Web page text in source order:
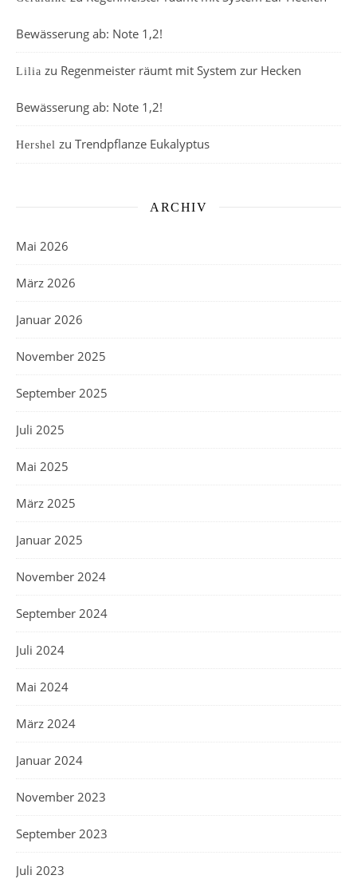
Bewässerung ab: Note 1,2!
Lilia zu Regenmeister räumt mit System zur Hecken
Bewässerung ab: Note 1,2!
Hershel zu Trendpflanze Eukalyptus
ARCHIV
Mai 2026
März 2026
Januar 2026
November 2025
September 2025
Juli 2025
Mai 2025
März 2025
Januar 2025
November 2024
September 2024
Juli 2024
Mai 2024
März 2024
Januar 2024
November 2023
September 2023
Juli 2023